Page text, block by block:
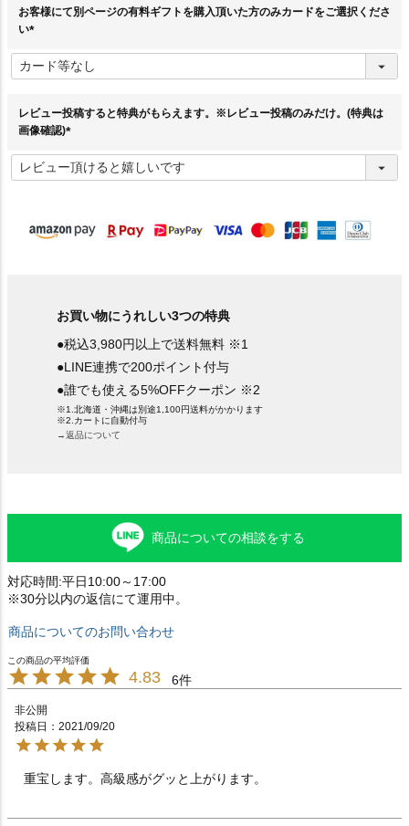
お客様にて別ページの有料ギフトを購入頂いた方のみカードをご選択くださ
い
必
須
レビュー投稿すると特典がもらえます。※レビュー投稿のみだけ。(特典は
画像確認)
必
須
お買い物にうれしい3つの特典
●税込3,980円以上で送料無料 ※1
●LINE連携で200ポイント付与
●誰でも使える5%OFFクーポン ※2
※1.北海道・沖縄は別途1,100円送料がかかります
※2.カートに自動付与
→返品について
商品についての相談をする
対応時間:平日10:00～17:00
※30分以内の返信にて運用中。
商品についてのお問い合わせ
4.83 6
非公開
投稿日
2021/09/20
重宝します。高級感がグッと上がります。